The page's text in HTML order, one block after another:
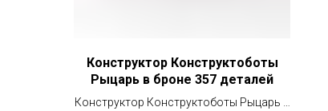
Конструктор Конструктоботы
Рыцарь в броне 357 деталей
Конструктор Конструктоботы Рыцарь в